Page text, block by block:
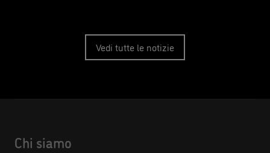
Vedi tutte le notizie
Chi siamo